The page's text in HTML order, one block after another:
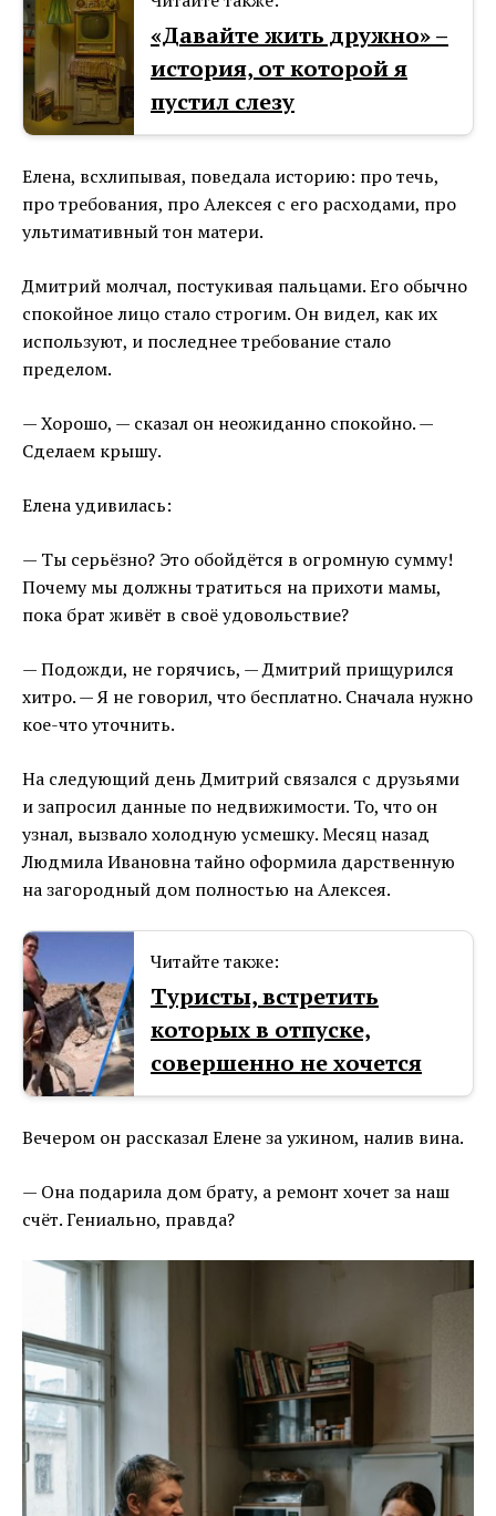
«Давайте жить дружно⁠⁠» –
история, от которой я
пустил слезу
Елена, всхлипывая, поведала историю: про течь,
про требования, про Алексея с его расходами, про
ультимативный тон матери.
Дмитрий молчал, постукивая пальцами. Его обычно
спокойное лицо стало строгим. Он видел, как их
используют, и последнее требование стало
пределом.
— Хорошо, — сказал он неожиданно спокойно. —
Сделаем крышу.
Елена удивилась:
— Ты серьёзно? Это обойдётся в огромную сумму!
Почему мы должны тратиться на прихоти мамы,
пока брат живёт в своё удовольствие?
— Подожди, не горячись, — Дмитрий прищурился
хитро. — Я не говорил, что бесплатно. Сначала нужно
кое-что уточнить.
На следующий день Дмитрий связался с друзьями
и запросил данные по недвижимости. То, что он
узнал, вызвало холодную усмешку. Месяц назад
Людмила Ивановна тайно оформила дарственную
на загородный дом полностью на Алексея.
Читайте также:
Туристы, встретить
которых в отпуске,
совершенно не хочется
Вечером он рассказал Елене за ужином, налив вина.
— Она подарила дом брату, а ремонт хочет за наш
счёт. Гениально, правда?